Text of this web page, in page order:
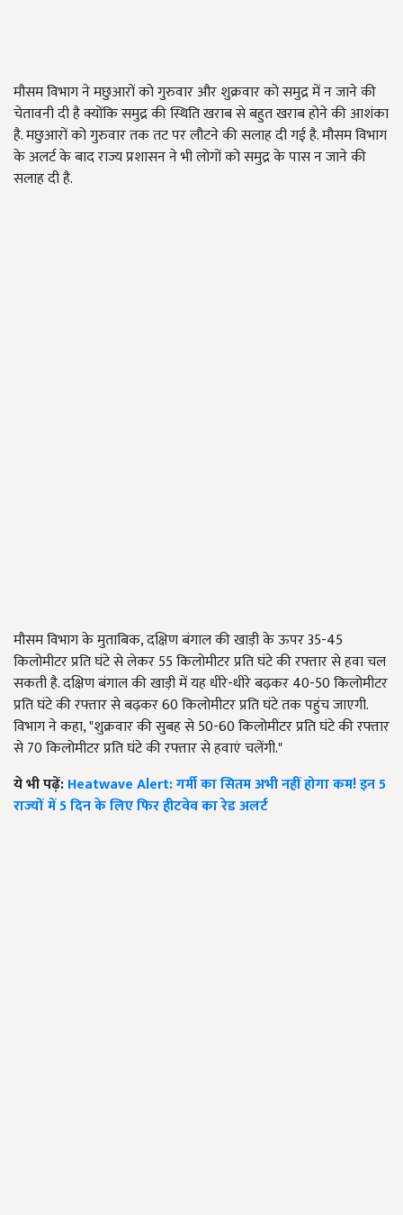
मौसम विभाग ने मछुआरों को गुरुवार और शुक्रवार को समुद्र में न जाने की
चेतावनी दी है क्योंकि समुद्र की स्थिति खराब से बहुत खराब होने की आशंका
है. मछुआरों को गुरुवार तक तट पर लौटने की सलाह दी गई है. मौसम विभाग
के अलर्ट के बाद राज्य प्रशासन ने भी लोगों को समुद्र के पास न जाने की
सलाह दी है.
मौसम विभाग के मुताबिक, दक्षिण बंगाल की खाड़ी के ऊपर 35-45
किलोमीटर प्रति घंटे से लेकर 55 किलोमीटर प्रति घंटे की रफ्तार से हवा चल
सकती है. दक्षिण बंगाल की खाड़ी में यह धीरे-धीरे बढ़कर 40-50 किलोमीटर
प्रति घंटे की रफ्तार से बढ़कर 60 किलोमीटर प्रति घंटे तक पहुंच जाएगी.
विभाग ने कहा, "शुक्रवार की सुबह से 50-60 किलोमीटर प्रति घंटे की रफ्तार
से 70 किलोमीटर प्रति घंटे की रफ्तार से हवाएं चलेंगी."
ये भी पढ़ें:Heatwave Alert: गर्मी का सितम अभी नहीं होगा कम! इन 5
राज्यों में 5 दिन के लिए फिर हीटवेव का रेड अलर्ट